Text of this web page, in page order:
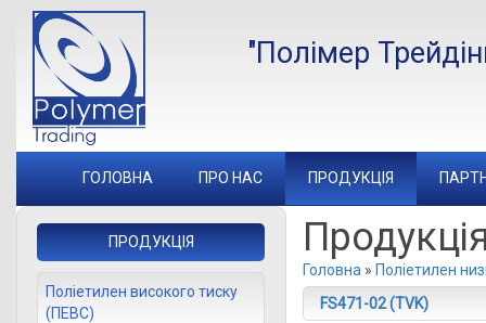
"Полімер
ГОЛОВНА ПРО НАС ПРОДУКЦIЯ
ПРОДУКЦІЯ
Поліетилен високого тиску
(ПЕВС)
Головна » Поліетилен
FS471-02 (TVK)